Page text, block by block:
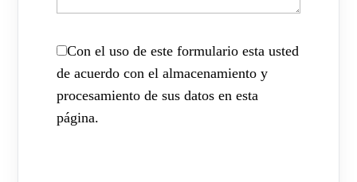
Con el uso de este formulario esta usted
de acuerdo con el almacenamiento y
procesamiento de sus datos en esta
página.